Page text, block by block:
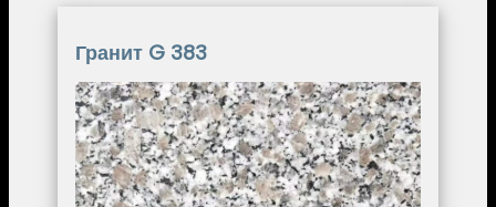
Гранит G 383
Image